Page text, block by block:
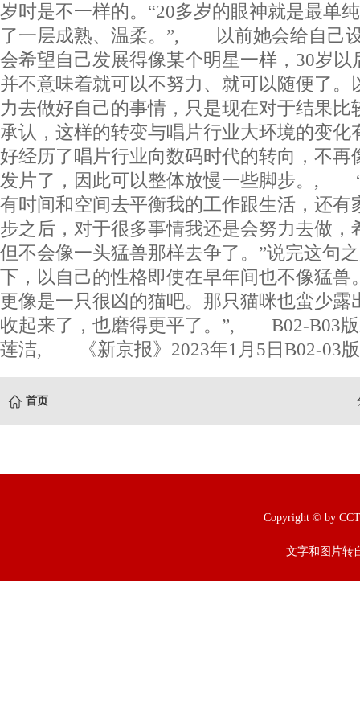
岁时是不一样的。“20多岁的眼神就是最单
了一层成熟、温柔。”, 以前她会给自己
会希望自己发展得像某个明星一样，30岁以
并不意味着就可以不努力、就可以随便了。
力去做好自己的事情，只是现在对于结果比
承认，这样的转变与唱片行业大环境的变化
好经历了唱片行业向数码时代的转向，不再
发片了，因此可以整体放慢一些脚步。,
有时间和空间去平衡我的工作跟生活，还有
步之后，对于很多事情我还是会努力去做，
但不会像一头猛兽那样去争了。”说完这句
下，以自己的性格即使在早年间也不像猛兽
更像是一只很凶的猫吧。那只猫咪也蛮少露
收起来了，也磨得更平了。”, B02-B03版
莲洁, 《新京报》2023年1月5日B02-03版
首页
Copyright © by
文字和图片转